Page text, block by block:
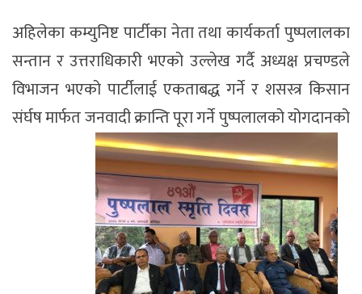
अहिलेका कम्युनिष्ट पार्टीका नेता तथा कार्यकर्ता पुष्पलालका
सन्तान र उत्तराधिकारी भएको उल्लेख गर्दै अध्यक्ष प्रचण्डले
विभाजन भएको पार्टीलाई एकताबद्ध गर्ने र शसस्त्र किसान
संर्घष मार्फत जनवादी क्रान्ति पूरा गर्ने पुष्पलालको योगदानको